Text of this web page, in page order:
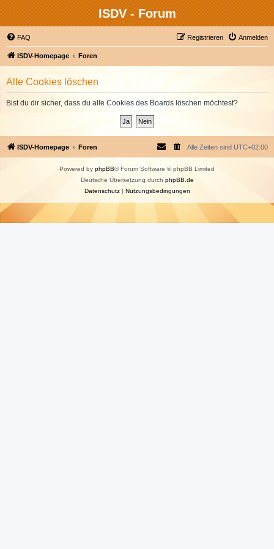
ISDV - Forum
FAQ Anmelden
Registrieren
ISDV-Homepage Foren
Alle Cookies löschen
Bist du dir sicher, dass du alle Cookies des Boards löschen möchtest?
ISDV-Homepage Foren Alle Zeiten sind UTC+02:00
Powered by phpBB® Forum Software © phpBB Limited
Deutsche Übersetzung durch phpBB.de
Datenschutz| Nutzungsbedingungen